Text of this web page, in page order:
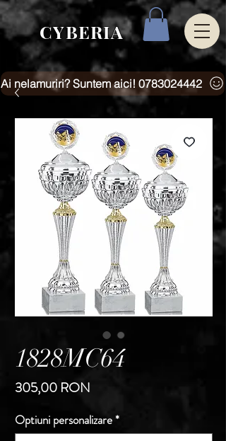
CYBERIA
Ai nelamuriri? Suntem aici! 0783024442
1828MC64
305,00 RON
Optiuni personalizare*